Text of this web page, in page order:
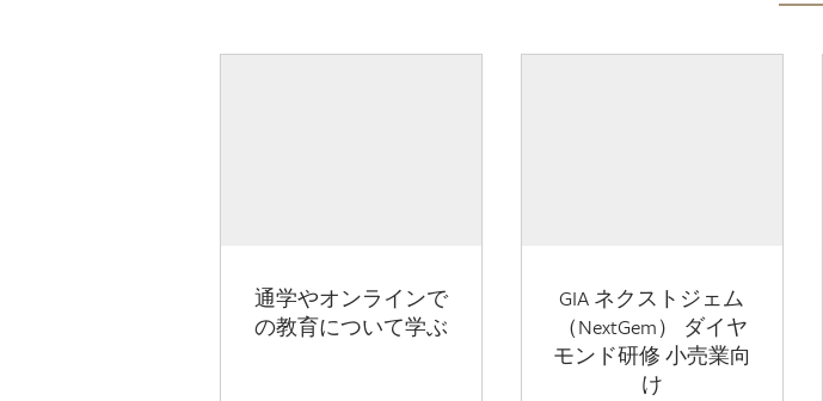
通学やオンラインで
の教育について学ぶ
GIA ネクストジェム
（NextGem） ダイヤ
モンド研修 小売業向
け